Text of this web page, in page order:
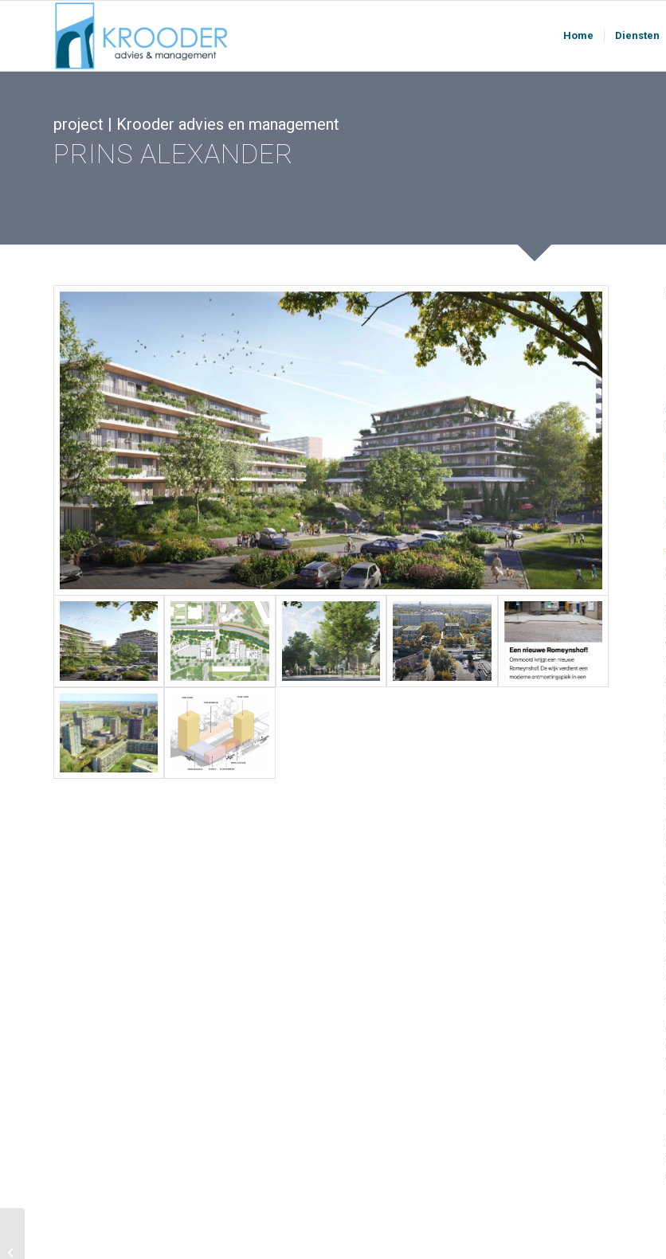
Home Diensten
project | Krooder advies en management
PRINS ALEXANDER